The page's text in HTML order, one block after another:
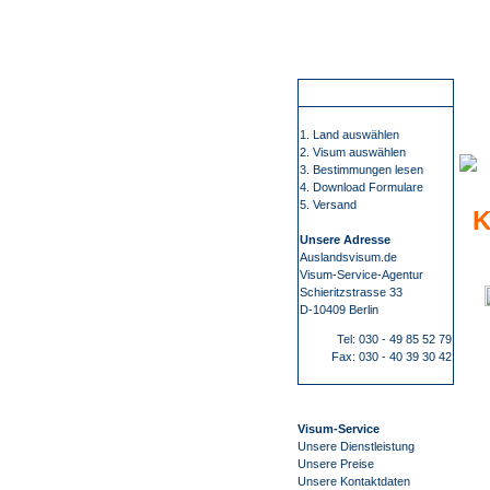
1. Land auswählen
2. Visum auswählen
3. Bestimmungen lesen
4. Download Formulare
5. Versand
Unsere Adresse
Auslandsvisum.de
Visum-Service-Agentur
Schieritzstrasse 33
D-10409 Berlin
Tel: 030 - 49 85 52 79
Fax: 030 - 40 39 30 42
Visum-Service
Unsere Dienstleistung
Unsere Preise
Unsere Kontaktdaten